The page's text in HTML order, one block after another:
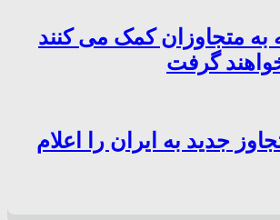
متجاوزان کمک می کنند
گرفت
جدید به ایران را اعلام